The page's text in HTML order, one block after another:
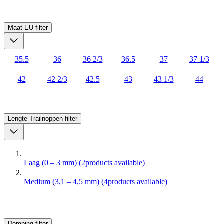
Maat EU filter
35.5 36 36 2/3 36.5 37 37 1/3
42 42 2/3 42.5 43 43 1/3 44
Lengte Trailnoppen filter
Laag (0 – 3 mm) (2products available)
Medium (3,1 – 4,5 mm) (4products available)